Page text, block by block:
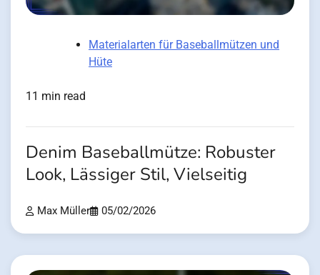
Materialarten für Baseballmützen und
Hüte
11 min read
Denim Baseballmütze: Robuster
Look, Lässiger Stil, Vielseitig
Max Müller 05/02/2026